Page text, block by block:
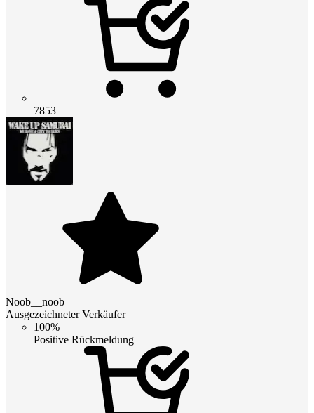
7853
Noob__noob
Ausgezeichneter Verkäufer
100%
Positive Rückmeldung